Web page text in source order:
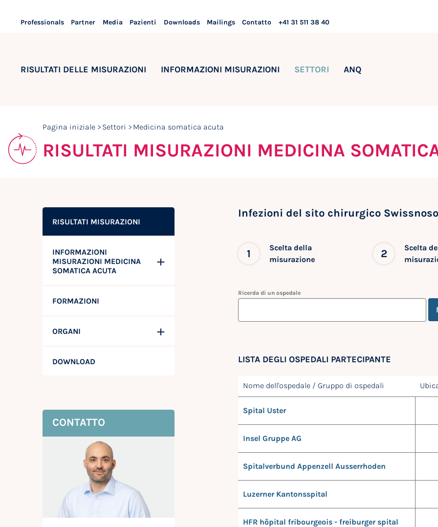
Professionals Partner Media Pazienti Downloads Mailings Contatto +41 31 511 38 40
RISULTATI DELLE MISURAZIONI INFORMAZIONI MISURAZIONI SETTORI ANQ
Pagina iniziale Settori Medicina somatica acuta
RISULTATI MISURAZIONI MEDICINA
RISULTATI MISURAZIONI
INFORMAZIONI
MISURAZIONI MEDICINA
SOMATICA ACUTA
FORMAZIONI
ORGANI
DOWNLOAD
CONTATTO
Infezioni del sito chirurgico
1
Scelta della
misurazione
2
Scelta
Ricerda di un ospedale
LISTA DEGLI OSPEDALI PARTECIPANTE
Nome dell'ospedale / Gruppo di ospedali
Spital Uster
Insel Gruppe AG
Spitalverbund Appenzell Ausserrhoden
Luzerner Kantonsspital
HFR hôpital fribourgeois - freiburger spital